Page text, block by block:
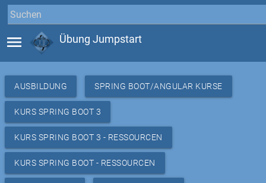
menu Übung Jumpstart
AUSBILDUNG SPRING BOOT/ANGULAR KURSE
KURS SPRING BOOT 3
KURS SPRING BOOT 3 - RESSOURCEN
KURS SPRING BOOT - RESSOURCEN